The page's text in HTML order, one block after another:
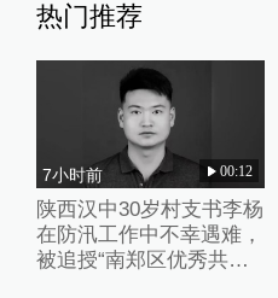
热门推荐
7小时前 00:12
陕西汉中30岁村支书李杨
在防汛工作中不幸遇难，
被追授“南郑区优秀共产